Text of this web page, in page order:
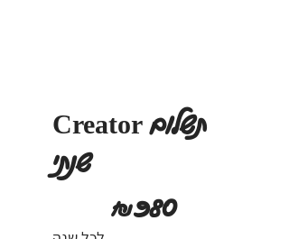
Creator תשלום
שנתי
₪980